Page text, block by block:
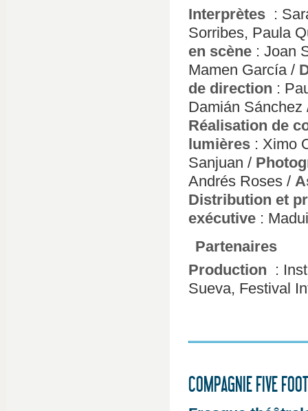
Interprètes :
Sorribes, Paula
en scène: Joan
Mamen García /
de direction :
Damián
Réalisation de
lumières: Ximo
Sanjuan /
Andrés Roses /
Distribution et
exécutive:
Partenaires
Production :
Sueva, Festival
COMPAGNIE FIVE